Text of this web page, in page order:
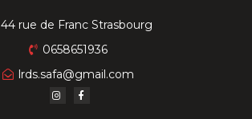
44 rue de Franc Strasbourg
0658651936
lrds.safa@gmail.com